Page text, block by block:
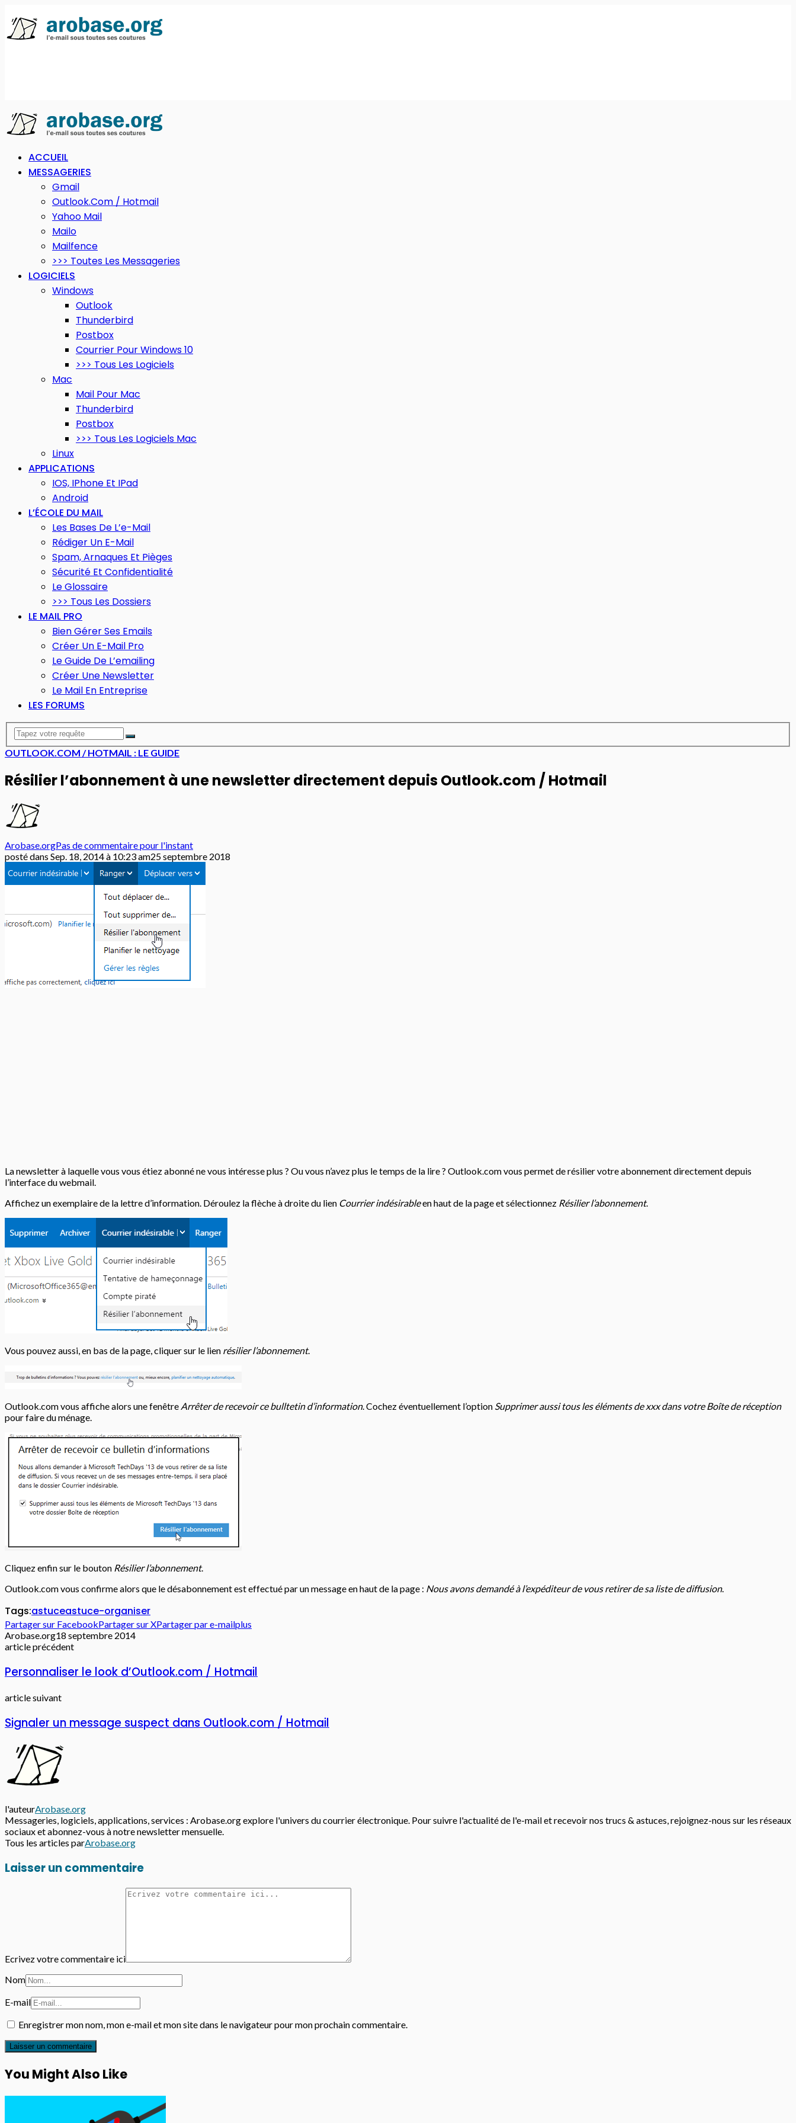
ACCUEIL
MESSAGERIES
Gmail
Outlook.com / Hotmail
Yahoo Mail
Mailo
Mailfence
>>> Toutes Les Messageries
LOGICIELS
Windows
Outlook
Thunderbird
Postbox
Courrier Pour Windows 10
>>> Tous Les Logiciels
Mac
Mail Pour Mac
Thunderbird
Postbox
>>> Tous Les Logiciels Mac
Linux
APPLICATIONS
IOS, IPhone Et IPad
Android
L’ÉCOLE DU MAIL
Les Bases De L’e-Mail
Rédiger Un E-Mail
Spam, Arnaques Et Pièges
Sécurité Et Confidentialité
Le Glossaire
>>> Tous Les Dossiers
LE MAIL PRO
Bien Gérer Ses Emails
Créer Un E-Mail Pro
Le Guide De L’emailing
Créer Une Newsletter
Le Mail En Entreprise
LES FORUMS
OUTLOOK.COM / HOTMAIL : LE GUIDE
Résilier l’abonnement à une newsletter directement depuis Outlook.com / Hotmail
Arobase.orgPas de commentaire pour l'instant
posté dans Sep. 18, 2014 à 10:23 am25 septembre 2018
La newsletter à laquelle vous vous étiez abonné ne vous intéresse plus ? Ou vous n’avez plus le temps de la lire ? Outlook.com vous permet de résilier votre abonnement directement depuis
l’interface du webmail.
Affichez un exemplaire de la lettre d’information. Déroulez la flèche à droite du lien Courrier indésirableen haut de la page et sélectionnez Résilier l’abonnement.
Vous pouvez aussi, en bas de la page, cliquer sur le lien résilier l’abonnement.
Outlook.com vous affiche alors une fenêtre Arrêter de recevoir ce bulltetin d’information. Cochez éventuellement l’option Supprimer aussi tous les éléments de xxx dans votre Boîte de réception
pour faire du ménage.
Cliquez enfin sur le bouton Résilier l’abonnement.
Outlook.com vous confirme alors que le désabonnement est effectué par un message en haut de la page : Nous avons demandé à l’expéditeur de vous retirer de sa liste de diffusion.
Tags:astuceastuce-organiser
Partager sur FacebookPartager sur XPartager par e-mailplus
Arobase.org18 septembre 2014
article précédent
Personnaliser le look d’Outlook.com / Hotmail
article suivant
Signaler un message suspect dans Outlook.com / Hotmail
l'auteurArobase.org
Messageries, logiciels, applications, services : Arobase.org explore l'univers du courrier électronique. Pour suivre l'actualité de l'e-mail et recevoir nos trucs & astuces, rejoignez-nous sur les réseaux
sociaux et abonnez-vous à notre newsletter mensuelle.
Tous les articles parArobase.org
Laisser un commentaire
Ecrivez votre commentaire ici
Nom
E-mail
Enregistrer mon nom, mon e-mail et mon site dans le navigateur pour mon prochain commentaire.
You Might Also Like